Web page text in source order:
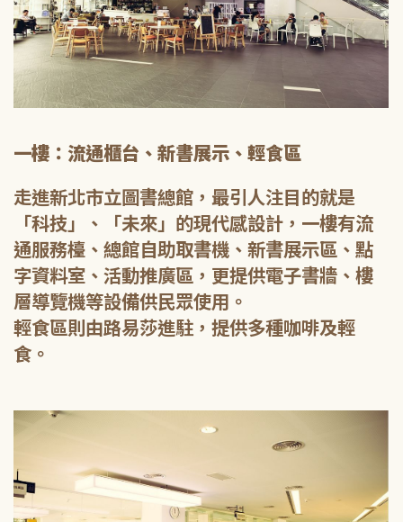
一樓：流通櫃台、新書展示、輕食區
走進新北市立圖書總館，最引人注目的就是
「科技」、「未來」的現代感設計，一樓有流
通服務檯、總館自助取書機、新書展示區、點
字資料室、活動推廣區，更提供電子書牆、樓
層導覽機等設備供民眾使用。
輕食區則由路易莎進駐，提供多種咖啡及輕
食。